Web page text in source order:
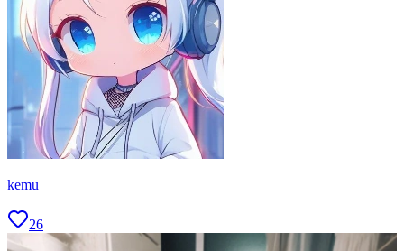
kemu
26